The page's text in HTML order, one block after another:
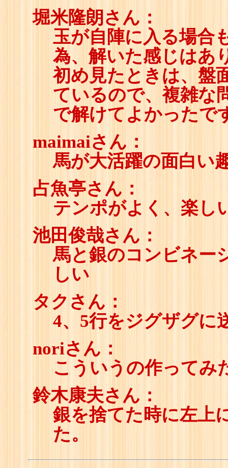
堀米隆朗さん：
玉が自陣に入る場合
為、解いた感じはあ
初め見たときは、盤
ているので、複雑な
で解けてよかったで
maimaiさん：
馬が大活躍の面白い
占魚亭さん：
テンポがよく、楽し
池田俊哉さん：
馬と銀のコンビネー
しい
タクさん：
4、5行をジグザグに
noriさん：
こういうの作ってみ
鈴木康夫さん：
銀を捨てた時に左上
た。